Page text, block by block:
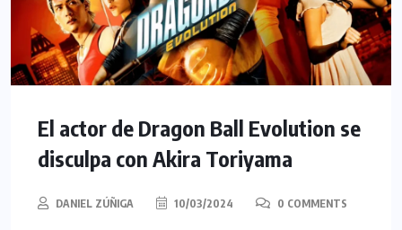
El actor de Dragon Ball Evolution se
disculpa con Akira Toriyama
DANIEL ZÚÑIGA 10/03/2024 0 COMMENTS